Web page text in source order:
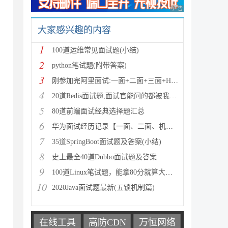
广告 商业广告，理性
大家感兴趣的内容
1 100道运维常见面试题(小结)
2 python笔试题(附带答案)
3 刚参加完阿里面试:一面+二面+三面+HR四面(经验总结)
4 20道Redis面试题,面试官能问的都被我找到了(含答案)
5 80道前端面试经典选择题汇总
6 华为面试经历记录【一面、二面、机试+offer】
7 35道SpringBoot面试题及答案(小结)
8 史上最全40道Dubbo面试题及答案
9 100道Linux笔试题，能拿80分就算大神(附答案)
10 2020Java面试题最新(五锁机制篇)
在线工具 高防CDN 万恒网络